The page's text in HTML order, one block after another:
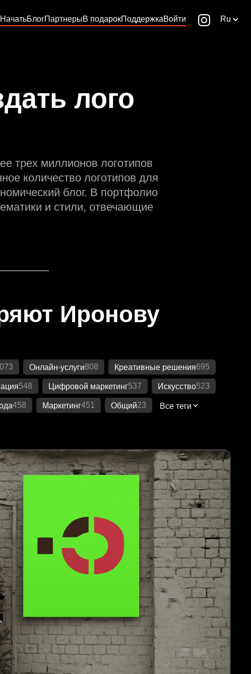
НачатьБлогПартнерыВ подарокПоддержкаВойти Ru
лого
трех миллионов логотипов
количество логотипов для
блог. В портфолио
и стили, отвечающие
Иронову
Онлайн-услуги808 Креативные решения695
548 Цифровой маркетинг537 Искусство523
458 Маркетинг451 Общий23 Все теги